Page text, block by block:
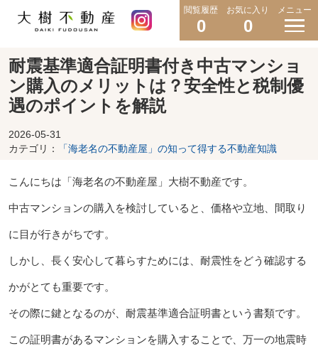
閲覧履歴
0
お気に入り
0
メニュー
耐震基準適合証明書付き中古マンショ
ン購入のメリットは？安全性と税制優
遇のポイントを解説
2026-05-31
カテゴリ：
「海老名の不動産屋」の知って得する不動産知識
こんにちは「海老名の不動産屋」大樹不動産です。
中古マンションの購入を検討していると、価格や立地、間取り
に目が行きがちです。
しかし、長く安心して暮らすためには、耐震性をどう確認する
かがとても重要です。
その際に鍵となるのが、耐震基準適合証明書という書類です。
この証明書があるマンションを購入することで、万一の地震時